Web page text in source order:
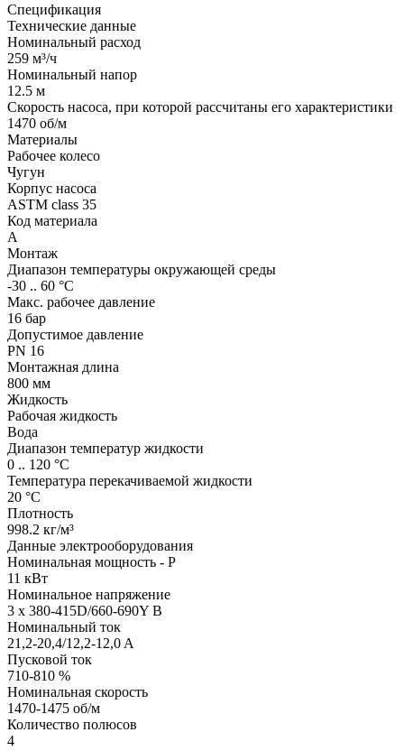
Спецификация
Технические данные
Номинальный расход
259 м³/ч
Номинальный напор
12.5 м
Скорость насоса, при которой рассчитаны его характеристики
1470 об/м
Материалы
Рабочее колесо
Чугун
Корпус насоса
ASTM class 35
Код материала
A
Монтаж
Диапазон температуры окружающей среды
-30 .. 60 °C
Макс. рабочее давление
16 бар
Допустимое давление
PN 16
Монтажная длина
800 мм
Жидкость
Рабочая жидкость
Вода
Диапазон температур жидкости
0 .. 120 °C
Температура перекачиваемой жидкости
20 °C
Плотность
998.2 кг/м³
Данные электрооборудования
Номинальная мощность - P
11 кВт
Номинальное напряжение
3 x 380-415D/660-690Y В
Номинальный ток
21,2-20,4/12,2-12,0 A
Пусковой ток
710-810 %
Номинальная скорость
1470-1475 об/м
Количество полюсов
4